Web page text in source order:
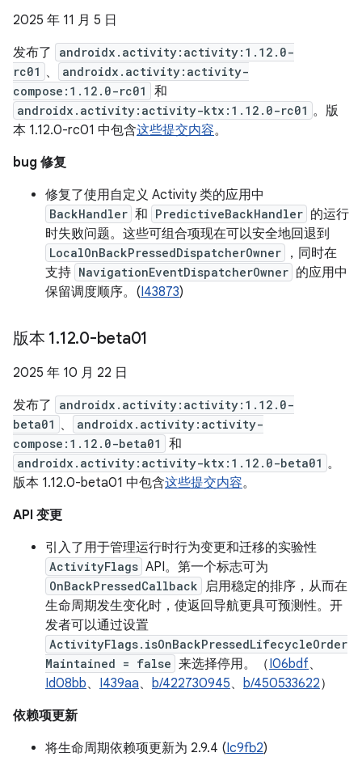
2025 年 11 月 5 日
发布了
androidx.activity:activity:1.12.0-
rc01 、
androidx.activity:activity-
compose:1.12.0-rc01
和
androidx.activity:activity-ktx:1.12.0-rc01 。版
本 1.12.0-rc01 中包含这些提交内容。
bug 修复
修复了使用自定义 Activity 类的应用中
BackHandler 和 PredictiveBackHandler 的运行
时失败问题。这些可组合项现在可以安全地回退到
LocalOnBackPressedDispatcherOwner
，同时在
支持 NavigationEventDispatcherOwner 的应用中
保留调度顺序。(I43873)
版本 1.12.0-beta01
2025 年 10 月 22 日
发布了
androidx.activity:activity:1.12.0-
beta01 、
androidx.activity:activity-
compose:1.12.0-beta01
和
androidx.activity:activity-ktx:1.12.0-beta01 。
版本 1.12.0-beta01 中包含这些提交内容。
API 变更
引入了用于管理运行时行为变更和迁移的实验性
ActivityFlags API。第一个标志可为
OnBackPressedCallback 启用稳定的排序，从而在
生命周期发生变化时，使返回导航更具可预测性。开
发者可以通过设置
ActivityFlags.isOnBackPressedLifecycleOrder
Maintained = false 来选择停用。（I06bdf、
Id08bb、 I439aa、 b/422730945、 b/450533622）
依赖项更新
将生命周期依赖项更新为 2.9.4 (Ic9fb2)